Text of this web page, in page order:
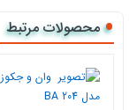
محصولات مرتبط